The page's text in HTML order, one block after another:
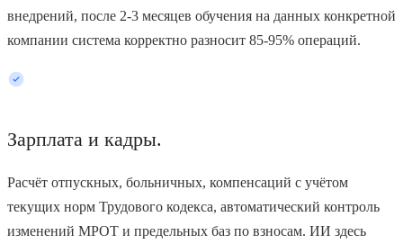
внедрений, после 2-3 месяцев обучения на данных конкретной
компании система корректно разносит 85-95% операций.
Зарплата и кадры.
Расчёт отпускных, больничных, компенсаций с учётом
текущих норм Трудового кодекса, автоматический контроль
изменений МРОТ и предельных баз по взносам. ИИ здесь